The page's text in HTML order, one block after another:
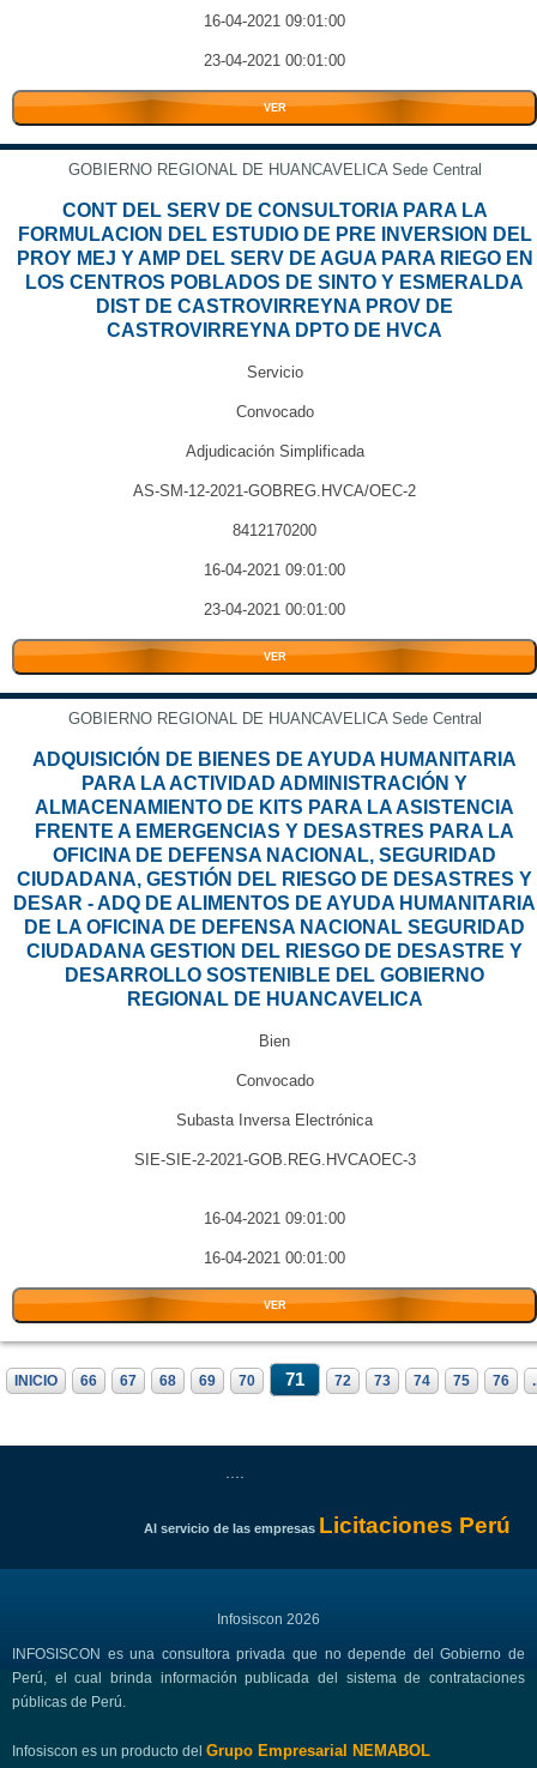
16-04-2021 09:01:00
23-04-2021 00:01:00
VER
GOBIERNO REGIONAL DE HUANCAVELICA Sede Central
CONT DEL SERV DE CONSULTORIA PARA LA
FORMULACION DEL ESTUDIO DE PRE INVERSION DEL
PROY MEJ Y AMP DEL SERV DE AGUA PARA RIEGO EN
LOS CENTROS POBLADOS DE SINTO Y ESMERALDA
DIST DE CASTROVIRREYNA PROV DE
CASTROVIRREYNA DPTO DE HVCA
Servicio
Convocado
Adjudicación Simplificada
AS-SM-12-2021-GOBREG.HVCA/OEC-2
8412170200
16-04-2021 09:01:00
23-04-2021 00:01:00
VER
GOBIERNO REGIONAL DE HUANCAVELICA Sede Central
ADQUISICIÓN DE BIENES DE AYUDA HUMANITARIA
PARA LA ACTIVIDAD ADMINISTRACIÓN Y
ALMACENAMIENTO DE KITS PARA LA ASISTENCIA
FRENTE A EMERGENCIAS Y DESASTRES PARA LA
OFICINA DE DEFENSA NACIONAL, SEGURIDAD
CIUDADANA, GESTIÓN DEL RIESGO DE DESASTRES Y
DESAR - ADQ DE ALIMENTOS DE AYUDA HUMANITARIA
DE LA OFICINA DE DEFENSA NACIONAL SEGURIDAD
CIUDADANA GESTION DEL RIESGO DE DESASTRE Y
DESARROLLO SOSTENIBLE DEL GOBIERNO
REGIONAL DE HUANCAVELICA
Bien
Convocado
Subasta Inversa Electrónica
SIE-SIE-2-2021-GOB.REG.HVCAOEC-3
16-04-2021 09:01:00
16-04-2021 00:01:00
VER
INICIO 66 67 68 69 70 71 72 73 74 75 76
Al servicio de las empresas Licitaciones Perú
Infosiscon 2026
INFOSISCON es una consultora privada que no depende del Gobierno de
Perú, el cual brinda información publicada del sistema de contrataciones
públicas de Perú.
Infosiscon es un producto del Grupo Empresarial NEMABOL